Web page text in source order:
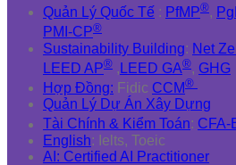
Quản Lý Quốc Tế : PfMP®,
PMI-CP®
Sustainability Building: Net
LEED AP® , LEED GA®, GHG
Hợp Đồng: Fidic CCM®
Quản Lý Dự Án Xây Dựng
Tài Chính & Kiểm Toán: CFA-
English: Ielts, Toeic
AI: Certified AI Practitioner